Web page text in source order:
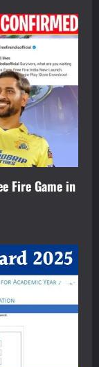
Fire Game in